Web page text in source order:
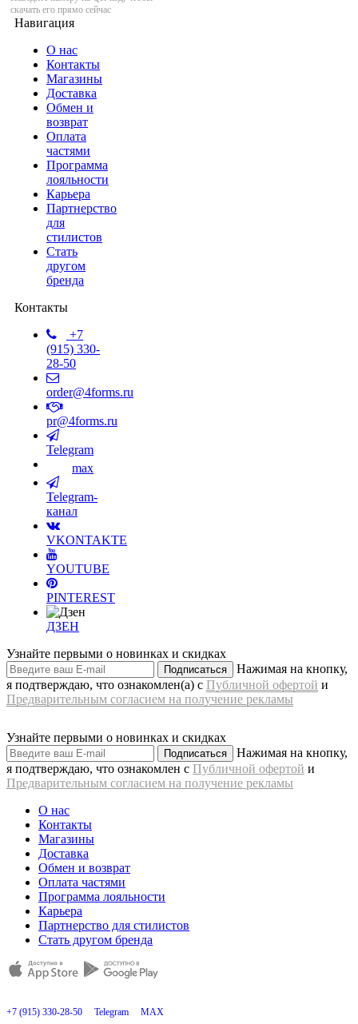
скачать его прямо сейчас
Навигация
О нас
Контакты
Магазины
Доставка
Обмен и
возврат
Оплата
частями
Программа
лояльности
Карьера
Партнерство
для
стилистов
Стать
другом
бренда
Контакты
+7
(915) 330-
28-50
order@4forms.ru
pr@4forms.ru
Telegram
max
Telegram-
канал
VKONTAKTE
YOUTUBE
PINTEREST
ДЗЕН
Узнайте первыми о новинках и скидках
Подписаться
Нажимая на кнопку,
я подтверждаю, что ознакомлен(а) с Публичной офертой и
Предварительным согласием на получение рекламы
Узнайте первыми о новинках и скидках
Подписаться
Нажимая на кнопку,
я подтверждаю, что ознакомлен с Публичной офертой и
Предварительным согласием на получение рекламы
О нас
Контакты
Магазины
Доставка
Обмен и возврат
Оплата частями
Программа лояльности
Карьера
Партнерство для стилистов
Стать другом бренда
+7 (915) 330-28-50 Telegram MAX